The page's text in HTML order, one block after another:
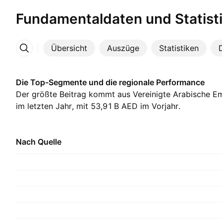
Fundamentaldaten und
Übersicht Auszüge Statistiken
Mehr
Die Top-Segmente und die regionale Performance
Der größte Beitrag kommt aus Vereinigte Arabische
im letzten Jahr, mit ‪53,91 B‬ AED im Vorjahr.
Nach Quelle